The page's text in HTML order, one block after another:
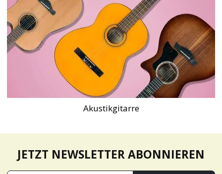
Akustikgitarre
JETZT NEWSLETTER ABONNIEREN